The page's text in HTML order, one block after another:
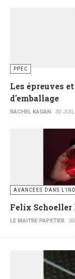
PPEC
Les épreuves
d'emballage
RACHEL KAGAN 30
AVANCÉES DANS
Felix Schoeller
LE MAITRE PAPETIER